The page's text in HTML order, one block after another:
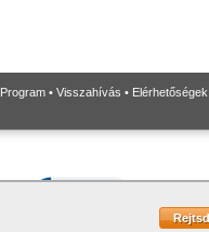
• Visszahívás • Elérhetőségek